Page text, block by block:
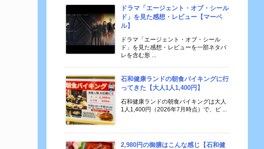
ドラマ「エージェント・オブ・シール
ド」を見た感想・レビュー【マーベ
ル】
ドラマ「エージェント・オブ・シール
ド」を見た感想・レビューを一部ネタバ
レを含む形 ...
石和健康ランドの朝食バイキングに行
ってきた【大人1人1,400円】
石和健康ランドの朝食バイキングは大人
1人1,400円（2026年7月時点）で、ビ ...
2,980円の御膳はこんな感じ【石和健